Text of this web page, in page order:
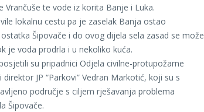
Vrančuše te vode iz korita Banje i Luka.
lokalnu cestu pa je zaselak Banja ostao
Šipovače i do ovog dijela sela zasad se može
je voda prodrla i u nekoliko kuća.
su pripadnici Odjela civilne-protupožarne
JP “Parkovi” Vedran Markotić, koji su s
područje s ciljem rješavanja problema
Šipovače.